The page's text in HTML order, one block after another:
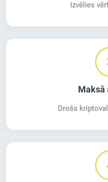
Izvēlies
Maksā
Drošs